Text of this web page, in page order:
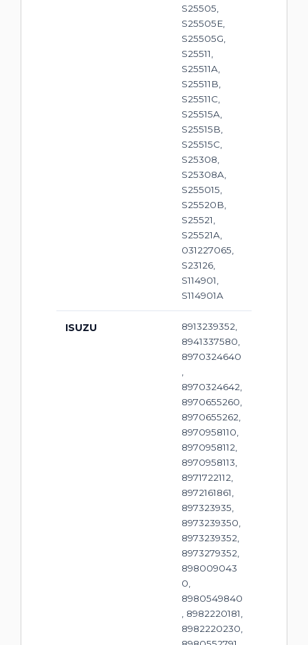
S25505,
S25505E,
S25505G,
S25511,
S25511A,
S25511B,
S25511C,
S25515A,
S25515B,
S25515C,
S25308,
S25308A,
S255015,
S25520B,
S25521,
S25521A,
031227065,
S23126,
S114901,
S114901A
ISUZU
8913239352,
8941337580,
8970324640
,
8970324642,
8970655260,
8970655262,
8970958110,
8970958112,
8970958113,
8971722112,
8972161861,
897323935,
8973239350,
8973239352,
8973279352,
898009043
0,
8980549840
, 8982220181,
8982220230,